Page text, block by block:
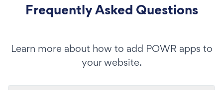
Frequently Asked Questions
Learn more about how to add POWR apps to
your website.